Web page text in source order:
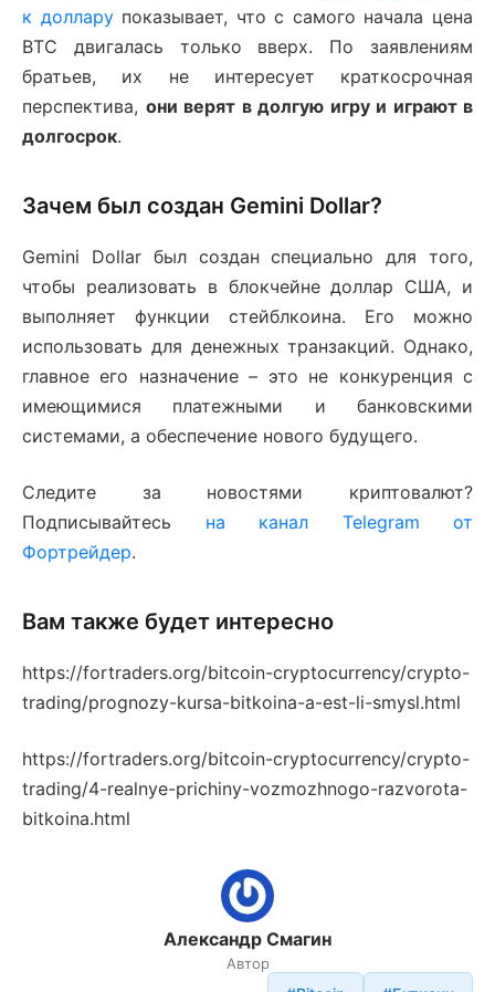
к долларупоказывает, что с самого начала цена
BTC двигалась только вверх. По заявлениям
братьев, их не интересует краткосрочная
перспектива, они верят в долгую игру и играют в
долгосрок.
Зачем был создан Gemini Dollar?
Gemini Dollar был создан специально для того,
чтобы реализовать в блокчейне доллар США, и
выполняет функции стейблкоина. Его можно
использовать для денежных транзакций. Однако,
главное его назначение – это не конкуренция с
имеющимися платежными и банковскими
системами, а обеспечение нового будущего.
Следите за новостями криптовалют?
Подписывайтесь на канал Telegram от
Фортрейдер.
Вам также будет интересно
https://fortraders.org/bitcoin-cryptocurrency/crypto-
trading/prognozy-kursa-bitkoina-a-est-li-smysl.html
https://fortraders.org/bitcoin-cryptocurrency/crypto-
trading/4-realnye-prichiny-vozmozhnogo-razvorota-
bitkoina.html
Александр Смагин
Автор